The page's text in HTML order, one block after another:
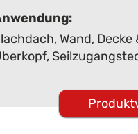
, Wand, Decke
,